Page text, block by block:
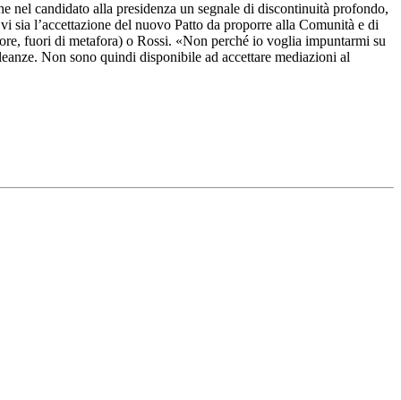
candidato alla presidenza un segnale di discontinuità profondo,
sia l’accettazione del nuovo Patto da proporre alla Comunità e di
fuori di metafora) o Rossi. «Non perché io voglia impuntarmi su
Non sono quindi disponibile ad accettare mediazioni al